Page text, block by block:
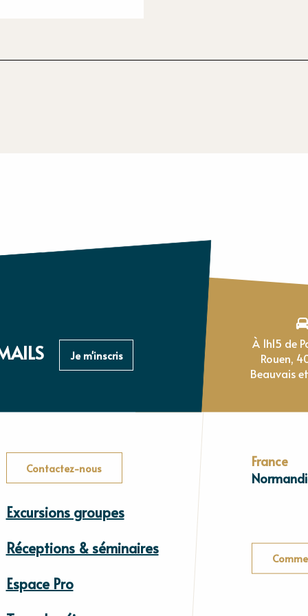
Je m'inscris
À 1h15 de Paris, 1h de
Rouen,
Beauvais
Contactez-nous
Excursions groupes
Réceptions & séminaires
Espace Pro
France